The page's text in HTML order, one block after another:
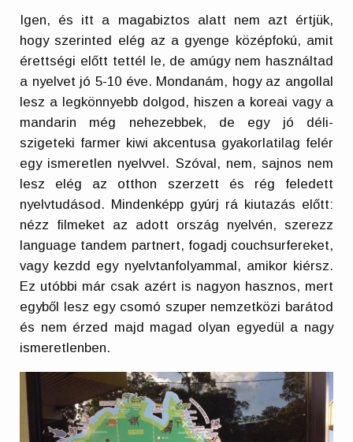
Igen, és itt a magabiztos alatt nem azt értjük,
hogy szerinted elég az a gyenge középfokú, amit
érettségi előtt tettél le, de amúgy nem használtad
a nyelvet jó 5-10 éve. Mondanám, hogy az angollal
lesz a legkönnyebb dolgod, hiszen a koreai vagy a
mandarin még nehezebbek, de egy jó déli-
szigeteki farmer kiwi akcentusa gyakorlatilag felér
egy ismeretlen nyelvvel. Szóval, nem, sajnos nem
lesz elég az otthon szerzett és rég feledett
nyelvtudásod. Mindenképp gyúrj rá kiutazás előtt:
nézz filmeket az adott ország nyelvén, szerezz
language tandem partnert, fogadj couchsurfereket,
vagy kezdd egy nyelvtanfolyammal, amikor kiérsz.
Ez utóbbi már csak azért is nagyon hasznos, mert
egyből lesz egy csomó szuper nemzetközi barátod
és nem érzed majd magad olyan egyedül a nagy
ismeretlenben.